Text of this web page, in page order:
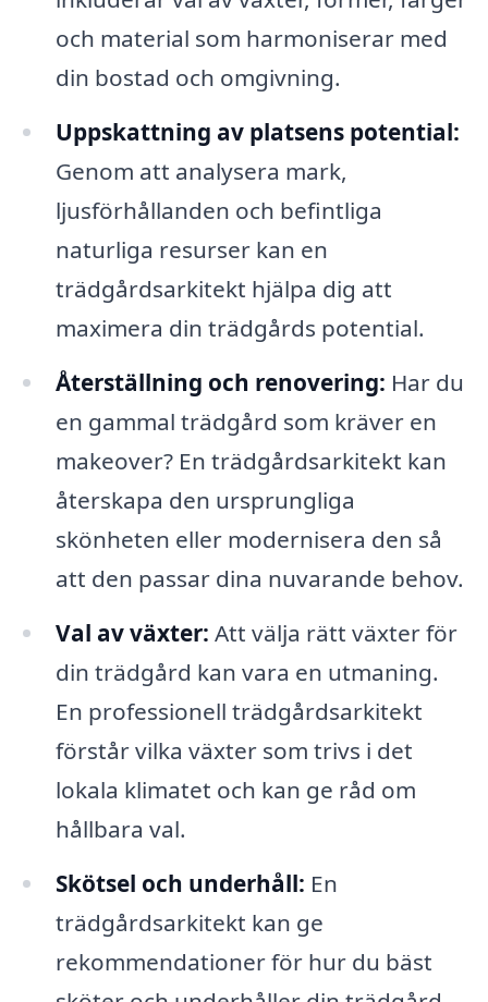
och material som harmoniserar med
din bostad och omgivning.
Uppskattning av platsens potential:
Genom att analysera mark,
ljusförhållanden och befintliga
naturliga resurser kan en
trädgårdsarkitekt hjälpa dig att
maximera din trädgårds potential.
Återställning och renovering: Har du
en gammal trädgård som kräver en
makeover? En trädgårdsarkitekt kan
återskapa den ursprungliga
skönheten eller modernisera den så
att den passar dina nuvarande behov.
Val av växter: Att välja rätt växter för
din trädgård kan vara en utmaning.
En professionell trädgårdsarkitekt
förstår vilka växter som trivs i det
lokala klimatet och kan ge råd om
hållbara val.
Skötsel och underhåll: En
trädgårdsarkitekt kan ge
rekommendationer för hur du bäst